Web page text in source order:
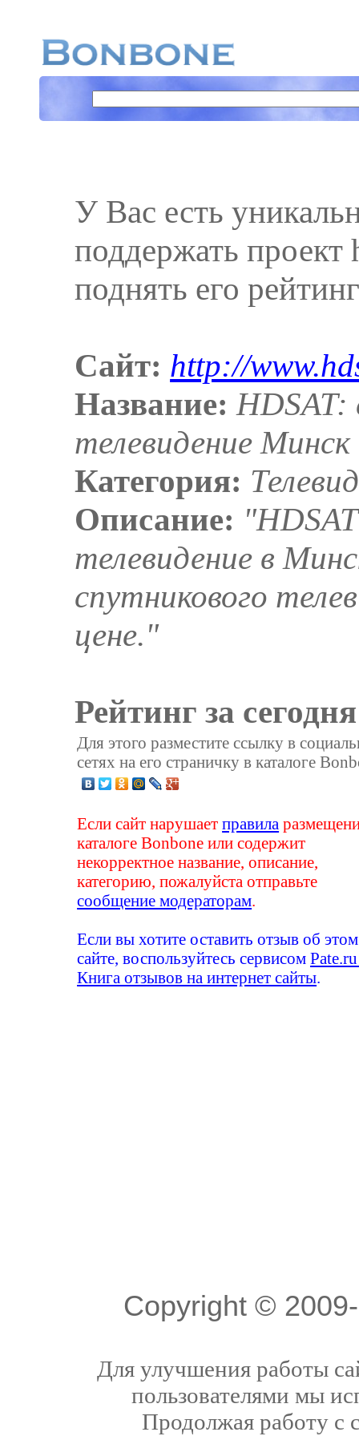
У Вас есть
поддержать
поднять его
Сайт: http://
Название: HDSAT:
телевидение
Категория:
Описание:
телевидение в
спутникового
цене."
Рейтинг за
Для этого разместите ссылку в
сетях на его страничку в каталоге
Если сайт нарушаетправила
каталоге Bonbone или содержит
некорректное название, описание,
категорию, пожалуйста отправьте
сообщение модераторам
Если вы хотите оставить отзыв об этом
сайте, воспользуйтесь сервисом
Книга отзывов на интернет сайты
Copyright ©
Для улучшения работы
пользователями мы
Продолжая работу с